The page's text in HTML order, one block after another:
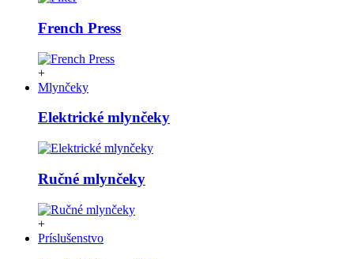
French Press
+
Mlynčeky
Elektrické mlynčeky
Ručné mlynčeky
+
Príslušenstvo